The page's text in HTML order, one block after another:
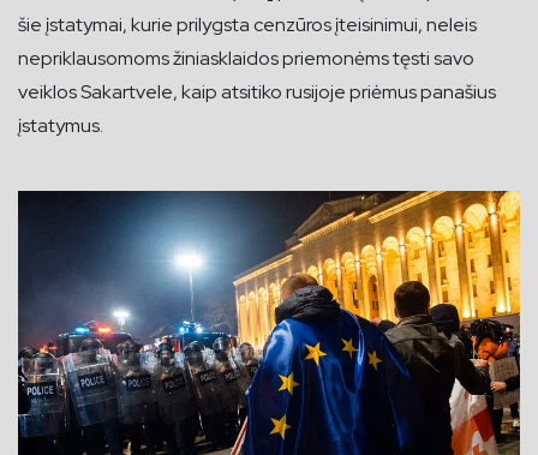
šie įstatymai, kurie prilygsta cenzūros įteisinimui, neleis
nepriklausomoms žiniasklaidos priemonėms tęsti savo
veiklos Sakartvele, kaip atsitiko rusijoje priėmus panašius
įstatymus.